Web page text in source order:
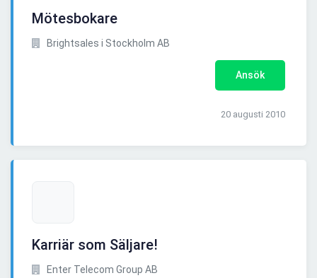
Mötesbokare
Brightsales i Stockholm AB
Ansök
20 augusti 2010
Karriär som Säljare!
Enter Telecom Group AB